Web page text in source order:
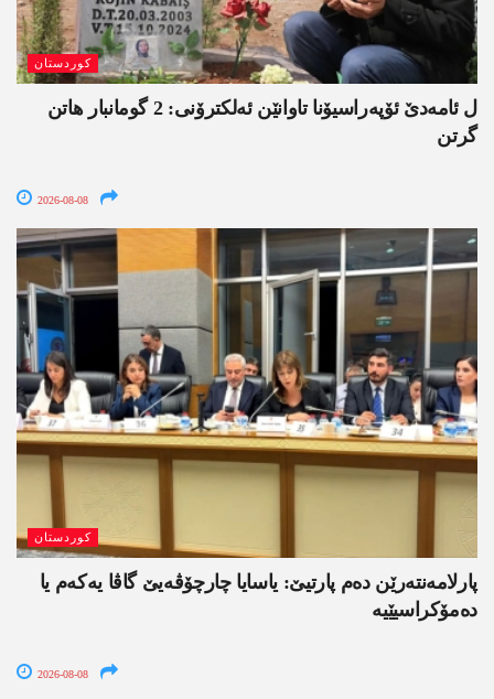
کوردستان
ل ئامەدێ ئۆپەراسیۆنا تاوانێن ئەلکترۆنی: 2 گومانبار ھاتن
گرتن
2026-08-08
کوردستان
پارلامەنتەرێن دەم پارتیێ: یاسایا چارچۆڤەیێ گاڤا یەکەم یا
دەمۆکراسیێیە
2026-08-08